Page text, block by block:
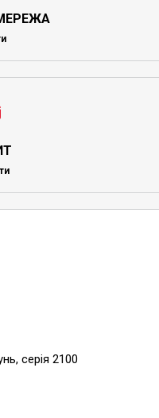
серія 2100